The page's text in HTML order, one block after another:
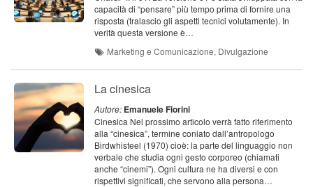
capacità di “pensare” più tempo prima di fornire una
risposta (tralascio gli aspetti tecnici volutamente). In
verità questa versione è…
Marketing e Comunicazione, Divulgazione
La cinesica
Autore: Emanuele Fiorini
Cinesica Nel prossimo articolo verrà fatto riferimento
alla “cinesica”, termine coniato dall’antropologo
Birdwhisteel (1970) cioè: la parte del linguaggio non
verbale che studia ogni gesto corporeo (chiamati
anche “cinemi”). Ogni cultura ne ha diversi e con
rispettivi significati, che servono alla persona…